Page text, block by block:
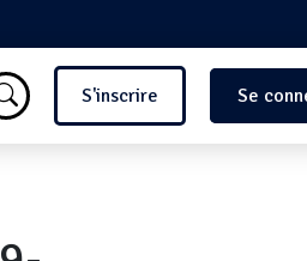
Menu du
S'inscrire Se